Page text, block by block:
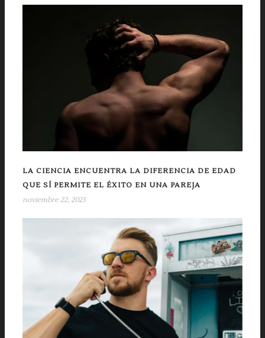
LA CIENCIA ENCUENTRA LA DIFERENCIA DE EDAD
QUE SÍ PERMITE EL ÉXITO EN UNA PAREJA
noviembre 22, 2023